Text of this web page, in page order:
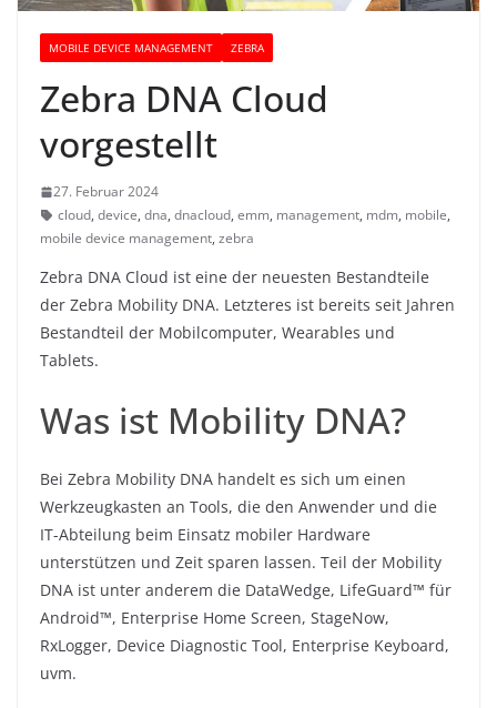
MOBILE DEVICE MANAGEMENT ZEBRA
Zebra DNA Cloud
vorgestellt
27. Februar 2024
cloud, device, dna, dnacloud, emm, management, mdm, mobile,
mobile device management, zebra
Zebra DNA Cloud ist eine der neuesten Bestandteile
der Zebra Mobility DNA. Letzteres ist bereits seit Jahren
Bestandteil der Mobilcomputer, Wearables und
Tablets.
Was ist Mobility DNA?
Bei Zebra Mobility DNA handelt es sich um einen
Werkzeugkasten an Tools, die den Anwender und die
IT-Abteilung beim Einsatz mobiler Hardware
unterstützen und Zeit sparen lassen. Teil der Mobility
DNA ist unter anderem die DataWedge, LifeGuard™️ für
Android™️, Enterprise Home Screen, StageNow,
RxLogger, Device Diagnostic Tool, Enterprise Keyboard,
uvm.